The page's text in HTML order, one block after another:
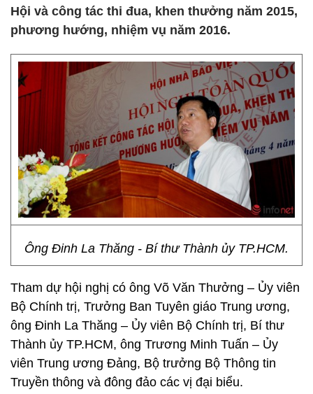
Hội và công tác thi đua, khen thưởng năm 2015,
phương hướng, nhiệm vụ năm 2016.
Ông Đinh La Thăng - Bí thư Thành ủy TP.HCM.
Tham dự hội nghị có ông Võ Văn Thưởng – Ủy viên
Bộ Chính trị, Trưởng Ban Tuyên giáo Trung ương,
ông Đinh La Thăng – Ủy viên Bộ Chính trị, Bí thư
Thành ủy TP.HCM, ông Trương Minh Tuấn – Ủy
viên Trung ương Đảng, Bộ trưởng Bộ Thông tin
Truyền thông và đông đảo các vị đại biểu.